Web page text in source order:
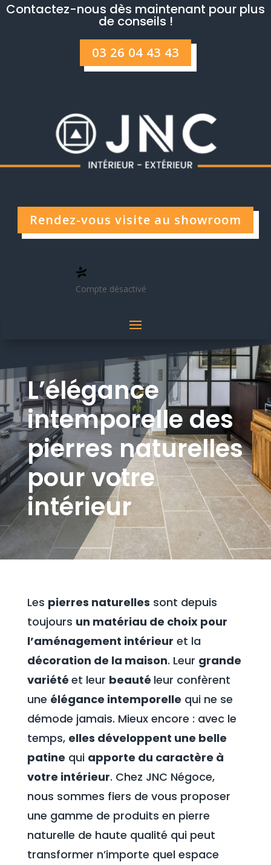
Contactez-nous dès maintenant pour plus
de conseils !
03 26 04 43 43
Rendez-vous visite au showroom
Compte désactivé
L’élégance
intemporelle des
pierres naturelles
pour votre
intérieur
Les pierres naturelles sont depuis
toujours un matériau de choix pour
l’aménagement intérieur et la
décoration de la maison. Leur grande
variété et leur beauté leur confèrent
une élégance intemporelle qui ne se
démode jamais. Mieux encore : avec le
temps, elles développent une belle
patine qui apporte du caractère à
votre intérieur. Chez JNC Négoce,
nous sommes fiers de vous proposer
une gamme de produits en pierre
naturelle de haute qualité qui peut
transformer n’importe quel espace